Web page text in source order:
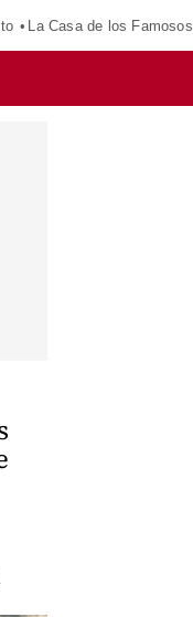
La Casa de los Famosos